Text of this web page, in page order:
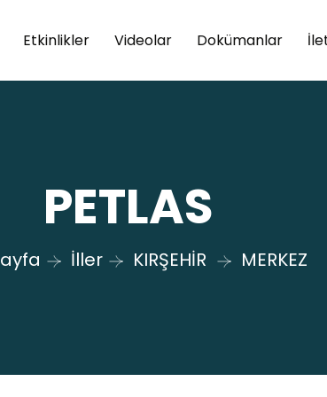
Etkinlikler Videolar Dokümanlar
PETLAS
İller KIRŞEHİR MERKEZ